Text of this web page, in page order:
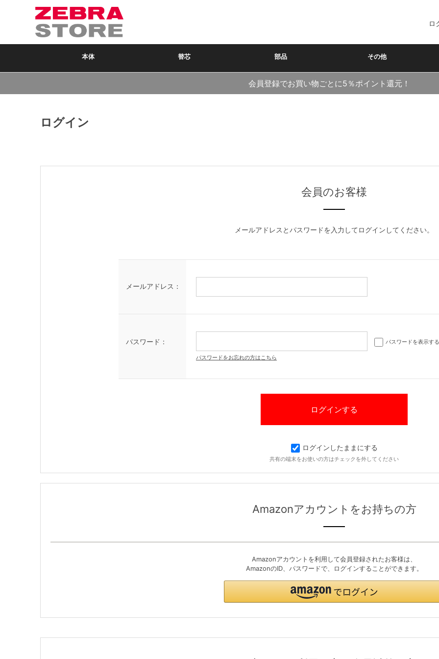
ロ
本体 替芯 部品 その他
会員登録でお買い物ごとに5％ポイント還元！
ログイン
会員のお客様
メールアドレスとパスワードを入力してログインしてください。
メールアドレス：
パスワード： パスワードを表示する
パスワードをお忘れの方はこちら
ログインしたままにする
共有の端末をお使いの方はチェックを外してください
Amazonアカウントをお持ちの方
Amazonアカウントを利用して会員登録されたお客様は、
AmazonのID、パスワードで、ログインすることができます。